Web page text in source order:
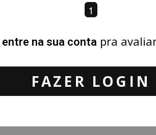
1
entre na sua conta pra
FAZER LOGIN